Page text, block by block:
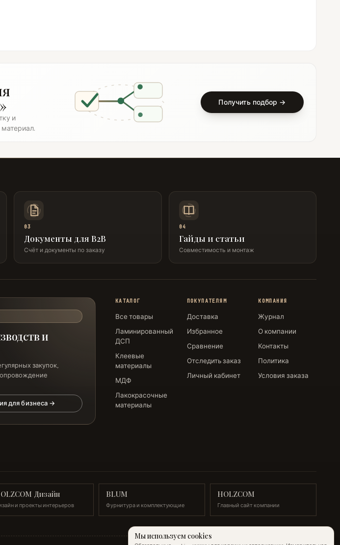
и
Получить подбор →
03
Документы для B2B
Счёт и документы по заказу
04
Гайды и статьи
Совместимость и монтаж
и
закупок,
для бизнеса →
КАТАЛОГ
Все товары
Ламинированный
ДСП
Клеевые
материалы
МДФ
Лакокрасочные
материалы
ПОКУПАТЕЛЯМ
Доставка
Избранное
Сравнение
Отследить заказ
Личный кабинет
КОМПАНИЯ
Журнал
О компании
Контакты
Политика
Условия заказа
Дизайн
и проекты интерьеров
BLUM
Фурнитура и комплектующие
HOLZCOM
Главный сайт компании
Мы используем cookies